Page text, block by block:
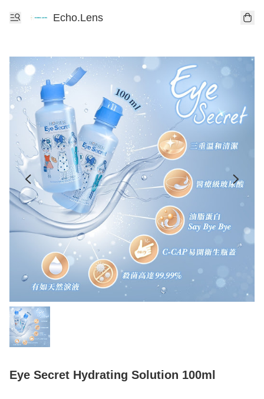
Echo.Lens
Eye Secret Hydrating Solution 100ml